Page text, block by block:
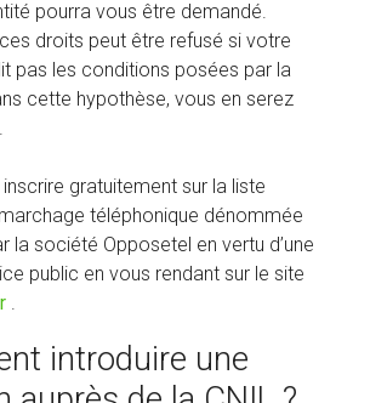
pourra vous être demandé.
ces droits peut être refusé si votre
pas les conditions posées par la
cette hypothèse, vous en serez
gratuitement sur la liste
téléphonique dénommée
la société Opposetel en vertu d’une
public en vous rendant sur le site
.
introduire une